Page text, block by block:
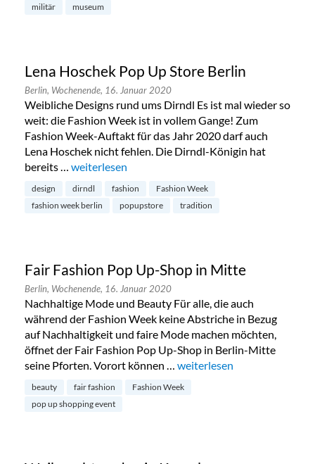
militär
museum
Lena Hoschek Pop Up Store Berlin
Berlin, Wochenende, 16. Januar 2020
Weibliche Designs rund ums Dirndl Es ist mal wieder so
weit: die Fashion Week ist in vollem Gange! Zum
Fashion Week-Auftakt für das Jahr 2020 darf auch
Lena Hoschek nicht fehlen. Die Dirndl-Königin hat
bereits … „Lena Hoschek Pop Up Store Berlin“
weiterlesen
design dirndl fashion
Fashion Week
fashion week berlin
popupstore tradition
Fair Fashion Pop Up-Shop in Mitte
Berlin, Wochenende, 16. Januar 2020
Nachhaltige Mode und Beauty Für alle, die auch
während der Fashion Week keine Abstriche in Bezug
auf Nachhaltigkeit und faire Mode machen möchten,
öffnet der Fair Fashion Pop Up-Shop in Berlin-Mitte
seine Pforten. Vorort können … „Fair Fashion Pop Up-Shop
weiterlesen
beauty fair fashion
Fashion Week
pop up shopping event